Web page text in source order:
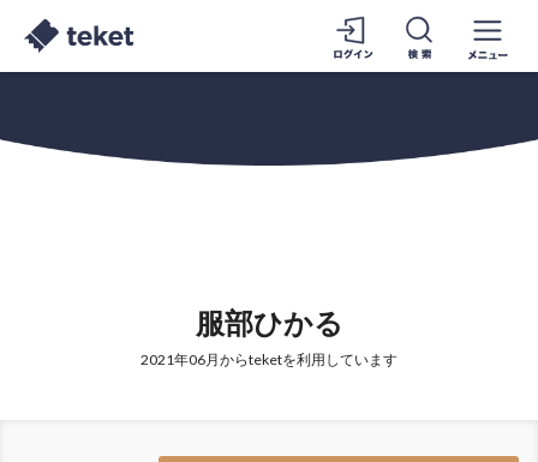
服部ひかる
2021年06月からteketを利用しています